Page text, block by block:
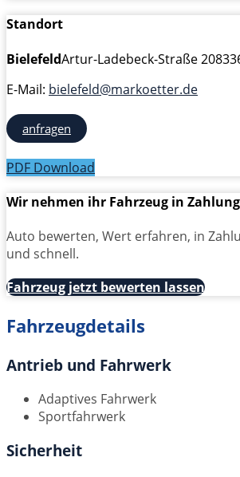
Standort
BielefeldArtur-Ladebeck-Straße 208
E-Mail: bielefeld@markoetter.de
anfragen
PDF Download
Wir nehmen ihr Fahrzeug in Zahlung
Auto bewerten, Wert erfahren, in
und schnell.
Fahrzeug jetzt bewerten lassen
Fahrzeugdetails
Antrieb und Fahrwerk
Adaptives Fahrwerk
Sportfahrwerk
Sicherheit